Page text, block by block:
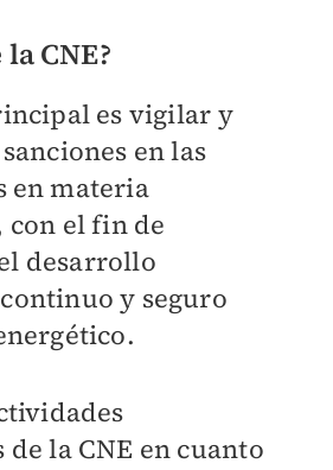
CNE?
es vigilar y
en las
en materia
con el fin de
desarrollo
y seguro
la CNE en cuanto